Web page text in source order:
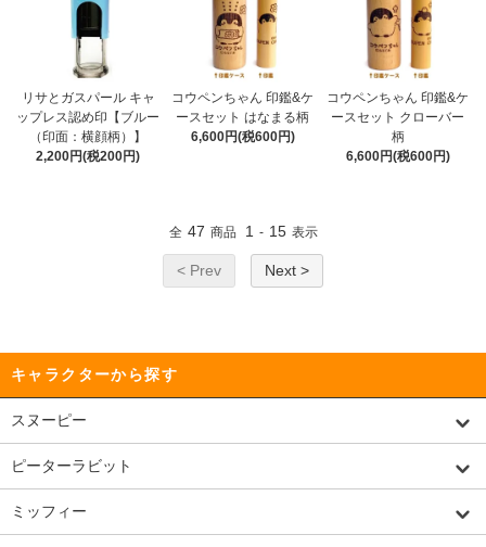
リサとガスパール キャ
ップレス認め印【ブルー
（印面：横顔柄）】
2,200円(税200円)
コウペンちゃん 印鑑&ケ
ースセット はなまる柄
6,600円(税600円)
コウペンちゃん 印鑑&ケ
ースセット クローバー
柄
6,600円(税600円)
全 47 商品 1 - 15 表示
< Prev Next >
キャラクターから探す
スヌーピー
ピーターラビット
ミッフィー